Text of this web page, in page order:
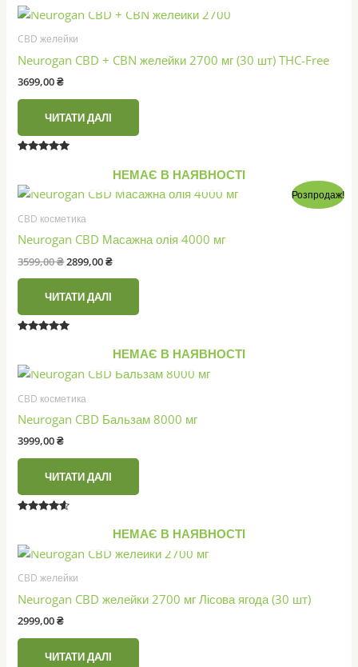
CBD желейки
Neurogan CBD + CBN желейки 2700 мг (30 шт) THC-Free
3699,00₴
ЧИТАТИ ДАЛІ
Розпродаж!
НЕМАЄ В НАЯВНОСТІ
CBD косметика
Neurogan CBD Масажна олія 4000 мг
3599,00₴Оригінальна
2899,00₴Поточна
ЧИТАТИ ДАЛІ
НЕМАЄ В НАЯВНОСТІ
CBD косметика
Neurogan CBD Бальзам 8000 мг
3999,00₴
ЧИТАТИ ДАЛІ
НЕМАЄ В НАЯВНОСТІ
CBD желейки
Neurogan CBD желейки 2700 мг Лісова ягода (30 шт)
2999,00₴
ЧИТАТИ ДАЛІ